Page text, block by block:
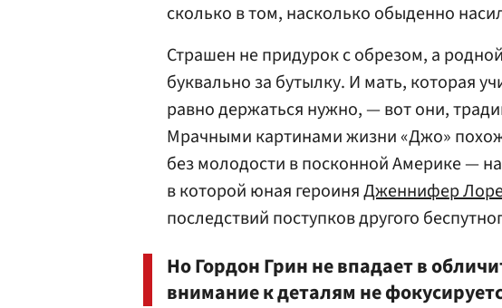
сколько в том, насколько обыденно
Страшен не придурок с обрезом, а
буквально за бутылку. И мать, которая
равно держаться нужно, — вот они,
Мрачными картинами жизни «Джо»
без молодости в посконной Америке —
в которой юная героиняДженнифер
последствий поступков другого
Но Гордон Грин не впадает в
внимание к деталям не